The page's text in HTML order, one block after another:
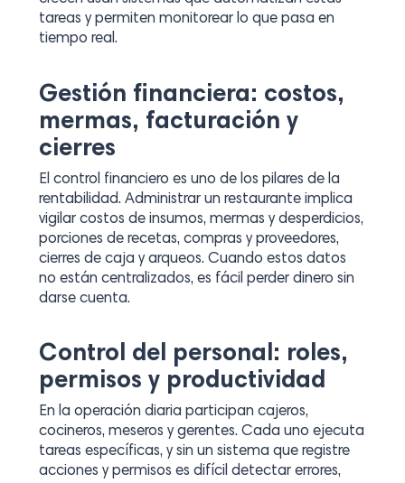
tareas y permiten monitorear lo que pasa en
tiempo real.
Gestión financiera: costos,
mermas, facturación y
cierres
El control financiero es uno de los pilares de la
rentabilidad. Administrar un restaurante implica
vigilar costos de insumos, mermas y desperdicios,
porciones de recetas, compras y proveedores,
cierres de caja y arqueos. Cuando estos datos
no están centralizados, es fácil perder dinero sin
darse cuenta.
Control del personal: roles,
permisos y productividad
En la operación diaria participan cajeros,
cocineros, meseros y gerentes. Cada uno ejecuta
tareas específicas, y sin un sistema que registre
acciones y permisos es difícil detectar errores,